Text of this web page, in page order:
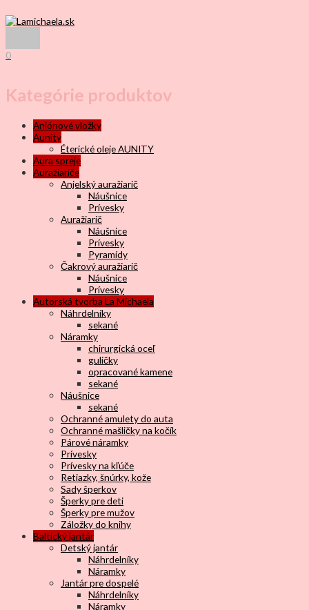
na
Menu
0
Kategórie produktov
Aniónové vložky
Aunity
Éterické oleje AUNITY
Aura spreje
Auražiariče
Anjelský auražiarič
Náušnice
Prívesky
Auražiarič
Náušnice
Prívesky
Pyramídy
Čakrový auražiarič
Náušnice
Prívesky
Autorská tvorba La Michaela
Náhrdelníky
sekané
Náramky
chirurgická oceľ
guličky
opracované kamene
sekané
Náušnice
sekané
Ochranné amulety do auta
Ochranné mašličky na kočík
Párové náramky
Prívesky
Prívesky na kľúče
Retiazky, šnúrky, kože
Sady šperkov
Šperky pre deti
Šperky pre mužov
Záložky do knihy
Baltický jantár
Detský jantár
Náhrdelníky
Náramky
Jantár pre dospelé
Náhrdelníky
Náramky